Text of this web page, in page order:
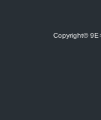
Copyright© 9E